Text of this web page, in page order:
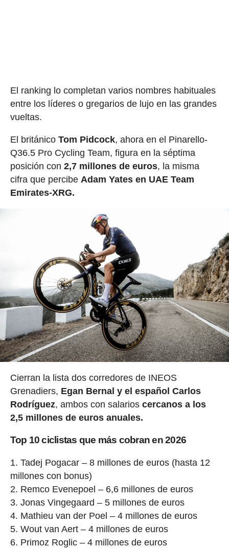
El ranking lo completan varios nombres habituales
entre los líderes o gregarios de lujo en las grandes
vueltas.
El británico Tom Pidcock, ahora en el Pinarello-
Q36.5 Pro Cycling Team, figura en la séptima
posición con 2,7 millones de euros, la misma
cifra que percibe Adam Yates en UAE Team
Emirates-XRG.
Cierran la lista dos corredores de INEOS
Grenadiers, Egan Bernal y el español Carlos
Rodríguez, ambos con salarios cercanos a los
2,5 millones de euros anuales.
Top 10 ciclistas que más cobran en 2026
Tadej Pogacar – 8 millones de euros (hasta 12
millones con bonus)
Remco Evenepoel – 6,6 millones de euros
Jonas Vingegaard – 5 millones de euros
Mathieu van der Poel – 4 millones de euros
Wout van Aert – 4 millones de euros
Primoz Roglic – 4 millones de euros